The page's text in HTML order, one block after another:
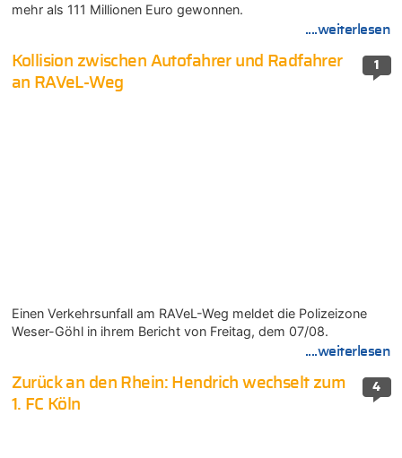
mehr als 111 Millionen Euro gewonnen.
....weiterlesen
1
Kollision zwischen Autofahrer und Radfahrer
an RAVeL-Weg
Einen Verkehrsunfall am RAVeL-Weg meldet die Polizeizone
Weser-Göhl in ihrem Bericht von Freitag, dem 07/08.
....weiterlesen
4
Zurück an den Rhein: Hendrich wechselt zum
1. FC Köln